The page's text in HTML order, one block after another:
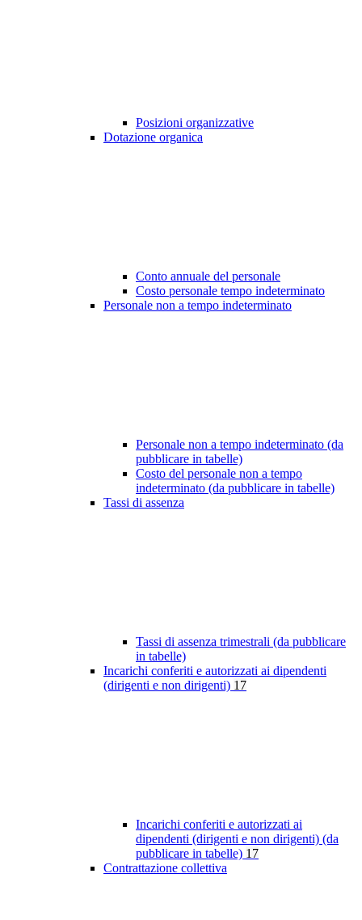
Posizioni organizzative
Dotazione organica
Conto annuale del personale
Costo personale tempo indeterminato
Personale non a tempo indeterminato
Personale non a tempo indeterminato (da
pubblicare in tabelle)
Costo del personale non a tempo
indeterminato (da pubblicare in tabelle)
Tassi di assenza
Tassi di assenza trimestrali (da pubblicare
in tabelle)
Incarichi conferiti e autorizzati ai dipendenti
(dirigenti e non dirigenti) 17
Incarichi conferiti e autorizzati ai
dipendenti (dirigenti e non dirigenti) (da
pubblicare in tabelle) 17
Contrattazione collettiva